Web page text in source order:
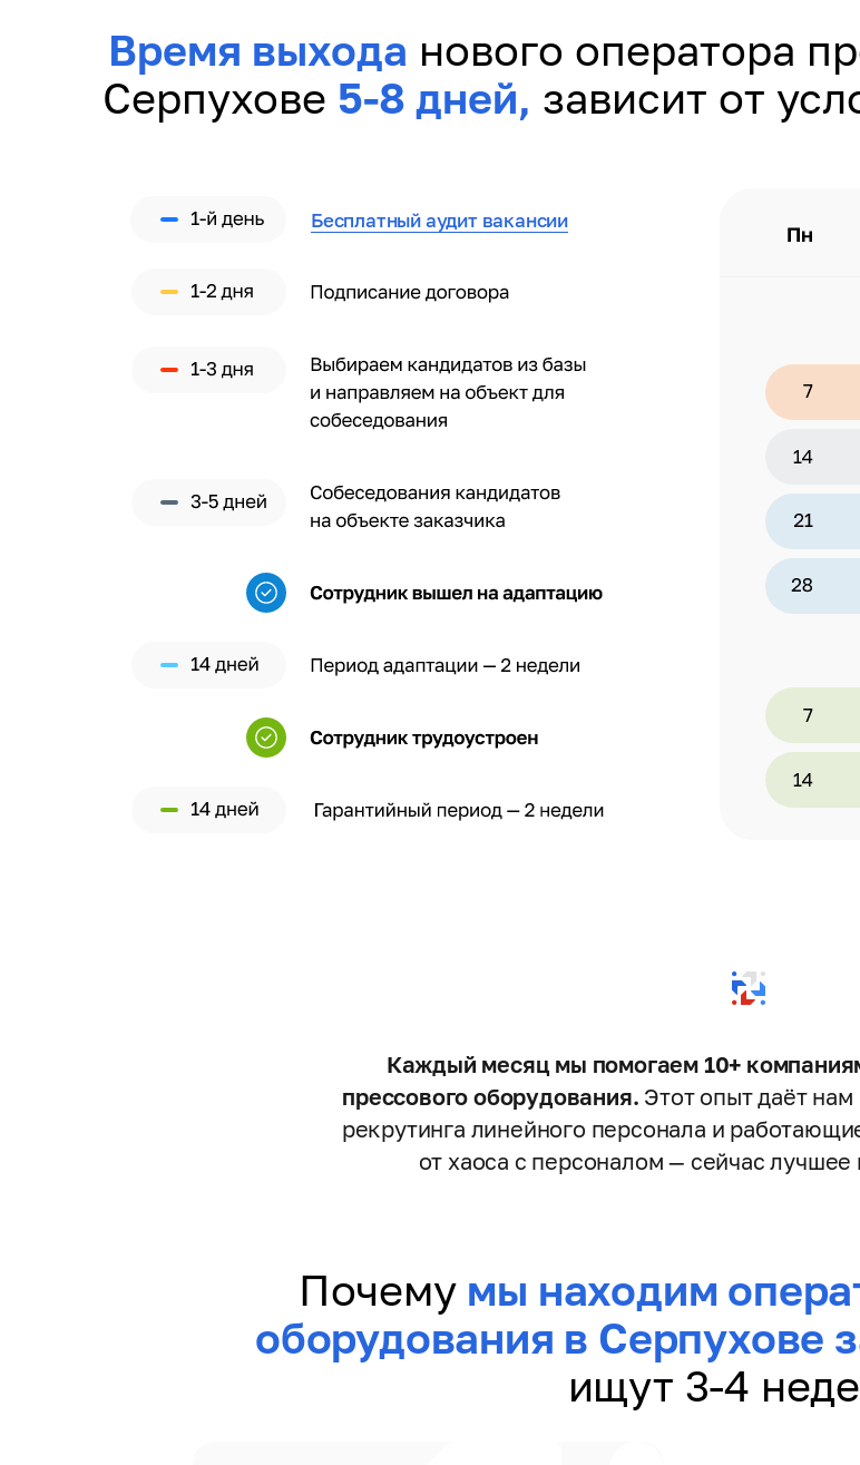
Время выхода нового оператора
Серпухове 5-8 дней, зависит от
Бесплатный аудит вакансии
Каждый месяц мы помогаем 10+
прессового оборудования. Этот опыт даёт
рекрутинга линейного персонала и
от хаоса с персоналом — сейчас лучшее
Почему мы находим
оборудования в Серпухове
ищут 3-4